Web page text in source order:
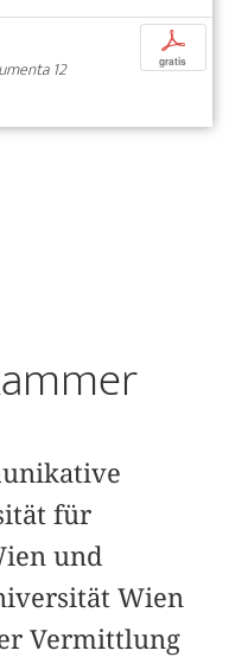
12
p
gratis
für
und
Wien
Vermittlung